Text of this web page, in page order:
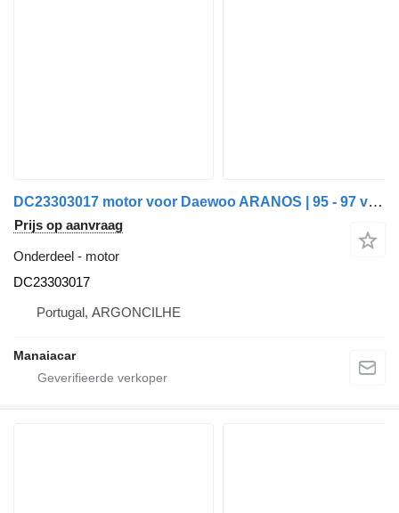
DC23303017 motor voor Daewoo ARANOS | 95 - 97 vrachtwagen
Prijs op aanvraag
Onderdeel - motor
DC23303017
Portugal, ARGONCILHE
Manaiacar